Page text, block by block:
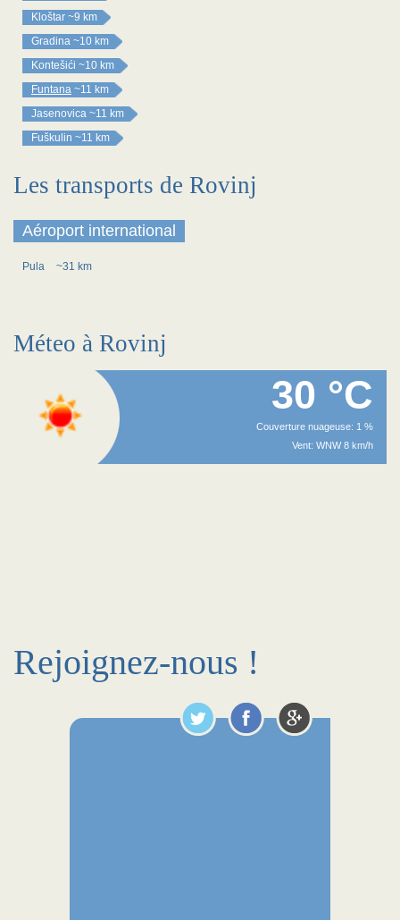
Kloštar ~9 km
Gradina ~10 km
Kontešići ~10 km
Funtana ~11 km
Jasenovica ~11 km
Fuškulin ~11 km
Les transports de Rovinj
Aéroport international
Pula ~31 km
Méteo à Rovinj
30 °C
Couverture nuageuse: 1 %
Vent: WNW 8 km/h
Rejoignez-nous !